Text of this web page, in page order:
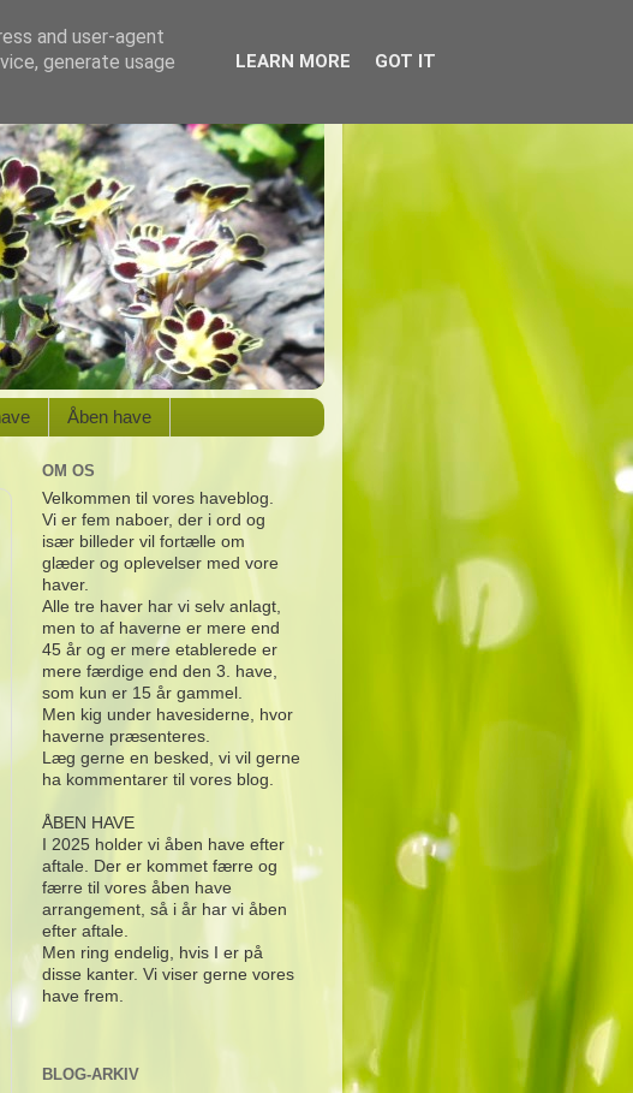
Åben have
OM OS
Velkommen til vores haveblog.
Vi er fem naboer, der i ord og
især billeder vil fortælle om
glæder og oplevelser med vore
haver.
Alle tre haver har vi selv anlagt,
men to af haverne er mere end
45 år og er mere etablerede er
mere færdige end den 3. have,
som kun er 15 år gammel.
Men kig under havesiderne, hvor
haverne præsenteres.
Læg gerne en besked, vi vil gerne
ha kommentarer til vores blog.
ÅBEN HAVE
I 2025 holder vi åben have efter
aftale. Der er kommet færre og
færre til vores åben have
arrangement, så i år har vi åben
efter aftale.
Men ring endelig, hvis I er på
disse kanter. Vi viser gerne vores
have frem.
BLOG-ARKIV
and user-agent
generate usage
LEARN MORE GOT IT